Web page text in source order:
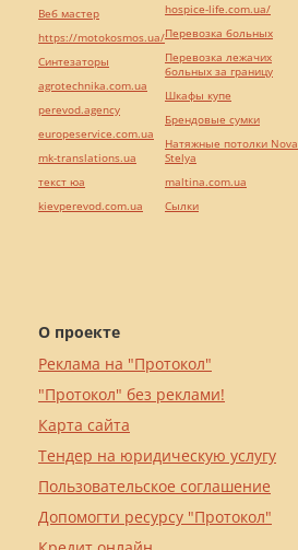
О проекте
Реклама на "Протокол"
"Протокол" без реклами!
Карта сайта
Тендер на юридическую услугу
Пользовательское соглашение
Допомогти ресурсу "Протокол"
Веб мастер
https://motokosmos.ua/
Синтезаторы
agrotechnika.com.ua
perevod.agency
europeservice.com.ua
mk-translations.ua
текст юа
kievperevod.com.ua
hospice-life.com.ua/
Перевозка больных
Перевозка лежачих
больных за границу
Шкафы купе
Брендовые сумки
Натяжные потолки Nova
Stelya
maltina.com.ua
Cылки